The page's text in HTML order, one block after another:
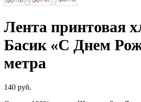
Лента принтовая
Басик «С Днем
метра
140 руб.